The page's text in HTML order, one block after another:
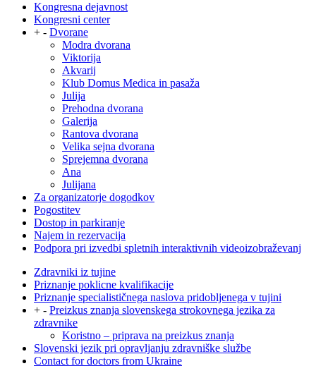
Kongresna dejavnost
Kongresni center
+ - Dvorane
Modra dvorana
Viktorija
Akvarij
Klub Domus Medica in pasaža
Julija
Prehodna dvorana
Galerija
Rantova dvorana
Velika sejna dvorana
Sprejemna dvorana
Ana
Julijana
Za organizatorje dogodkov
Pogostitev
Dostop in parkiranje
Najem in rezervacija
Podpora pri izvedbi spletnih interaktivnih videoizobraževanj
Zdravniki iz tujine
Priznanje poklicne kvalifikacije
Priznanje specialističnega naslova pridobljenega v tujini
+ - Preizkus znanja slovenskega strokovnega jezika za
zdravnike
Koristno – priprava na preizkus znanja
Slovenski jezik pri opravljanju zdravniške službe
Contact for doctors from Ukraine